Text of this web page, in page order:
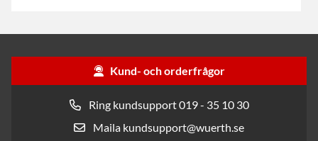
Kund- och orderfrågor
Ring kundsupport 019 - 35 10 30
Maila kundsupport@wuerth.se